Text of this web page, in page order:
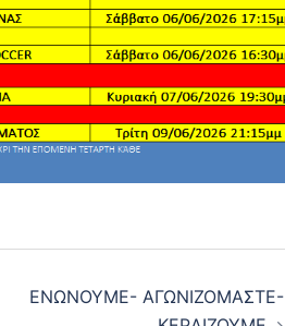
ΕΝΩΝΟΥΜΕ- ΑΓΩΝΙΖΟΜΑΣΤΕ-